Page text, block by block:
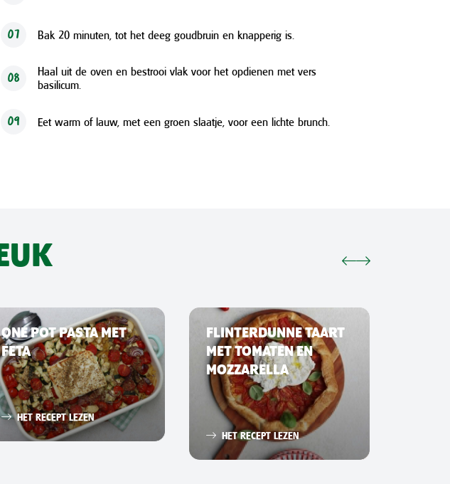
07 Bak 20 minuten, tot het deeg goudbruin en knapperig is.
08
Haal uit de oven en bestrooi vlak voor het opdienen met vers
basilicum.
09 Eet warm of lauw, met een groen slaatje, voor een lichte brunch.
ONE POT PASTA MET
FETA
HET RECEPT LEZEN
FLINTERDUNNE TAART
MET TOMATEN EN
MOZZARELLA
HET RECEPT LEZEN